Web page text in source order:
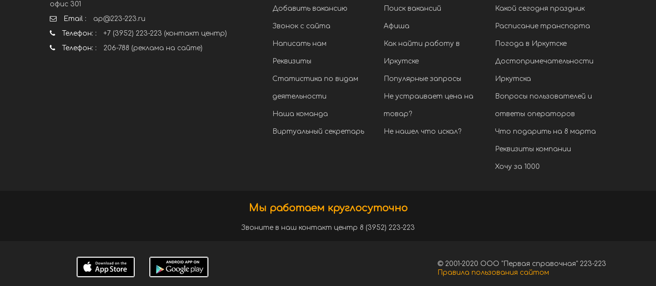
офис 301
Email :
ap@223-223.ru
Телефон: :
+7 (3952) 223-223 (контакт центр)
Телефон: :
206-788 (реклама на сайте)
Добавить вакансию
Звонок с сайта
Написать нам
Реквизиты
Статистика по видам
деятельности
Наша команда
Виртуальный секретарь
Поиск вакансий
Афиша
Как найти работу в
Иркутске
Популярные запросы
Не устраивает цена на
товар?
Не нашел что искал?
Какой сегодня праздник
Расписание транспорта
Погода в Иркутске
Достопримечательности
Иркутска
Вопросы пользователей и
ответы операторов
Что подарить на 8 марта
Реквизиты компании
Хочу за 1000
Мы работаем круглосуточно
Звоните в наш контакт центр 8 (3952) 223-223
© 2001-2020 ООО "Первая справочная" 223-223
Правила пользования сайтом